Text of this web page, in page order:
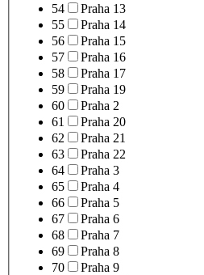
54
Praha 13
55
Praha 14
56
Praha 15
57
Praha 16
58
Praha 17
59
Praha 19
60
Praha 2
61
Praha 20
62
Praha 21
63
Praha 22
64
Praha 3
65
Praha 4
66
Praha 5
67
Praha 6
68
Praha 7
69
Praha 8
70
Praha 9